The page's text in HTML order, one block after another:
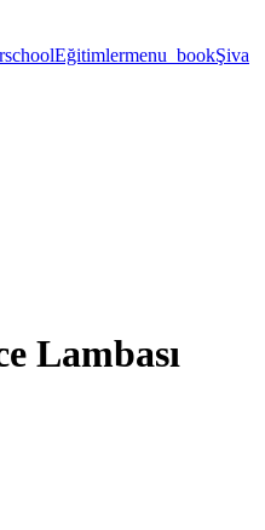
schoolEğitimlermenu_bookŞiva
Lambası